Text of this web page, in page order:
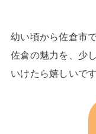
幼い頃から佐倉市
佐倉の魅力を、少
いけたら嬉しいです